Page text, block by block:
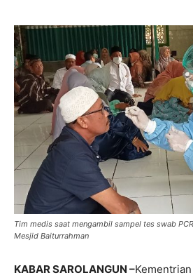
Tim medis saat mengambil sampel tes swab
Mesjid Baiturrahman
KABAR SAROLANGUN –